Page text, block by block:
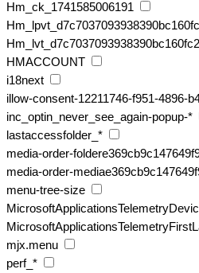
Hm_ck_1741585006191
HMACCOUNT
i18next
illow-consent-12211746-f951-4896-
inc_optin_never_see_again-popup-*
lastaccessfolder_*
media-order-
media-order-
menu-tree-size
mjx.menu
perf_*